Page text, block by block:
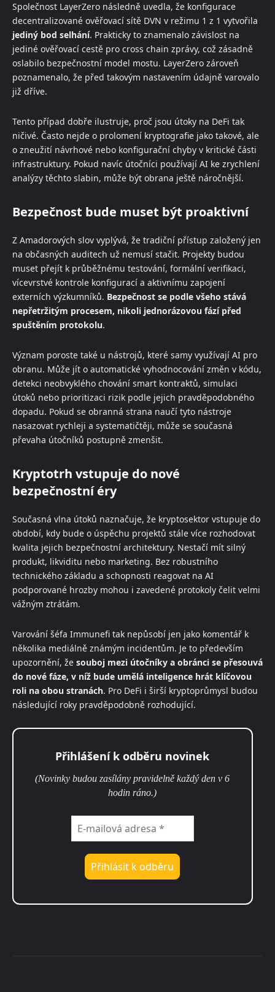
Společnost LayerZero následně uvedla, že konfigurace
decentralizované ověřovací sítě DVN v režimu 1 z 1 vytvořila
jediný bod selhání. Prakticky to znamenalo závislost na
jediné ověřovací cestě pro cross chain zprávy, což zásadně
oslabilo bezpečnostní model mostu. LayerZero zároveň
poznamenalo, že před takovým nastavením údajně varovalo
již dříve.
Tento případ dobře ilustruje, proč jsou útoky na DeFi tak
ničivé. Často nejde o prolomení kryptografie jako takové, ale
o zneužití návrhové nebo konfigurační chyby v kritické části
infrastruktury. Pokud navíc útočníci používají AI ke zrychlení
analýzy těchto slabin, může být obrana ještě náročnější.
Bezpečnost bude muset být proaktivní
Z Amadorových slov vyplývá, že tradiční přístup založený jen
na občasných auditech už nemusí stačit. Projekty budou
muset přejít k průběžnému testování, formální verifikaci,
vícevrstvé kontrole konfigurací a aktivnímu zapojení
externích výzkumníků. Bezpečnost se podle všeho stává
nepřetržitým procesem, nikoli jednorázovou fází před
spuštěním protokolu.
Význam poroste také u nástrojů, které samy využívají AI pro
obranu. Může jít o automatické vyhodnocování změn v kódu,
detekci neobvyklého chování smart kontraktů, simulaci
útoků nebo prioritizaci rizik podle jejich pravděpodobného
dopadu. Pokud se obranná strana naučí tyto nástroje
nasazovat rychleji a systematičtěji, může se současná
převaha útočníků postupně zmenšit.
Kryptotrh vstupuje do nové
bezpečnostní éry
Současná vlna útoků naznačuje, že kryptosektor vstupuje do
období, kdy bude o úspěchu projektů stále více rozhodovat
kvalita jejich bezpečnostní architektury. Nestačí mít silný
produkt, likviditu nebo marketing. Bez robustního
technického základu a schopnosti reagovat na AI
podporované hrozby mohou i zavedené protokoly čelit velmi
vážným ztrátám.
Varování šéfa Immunefi tak nepůsobí jen jako komentář k
několika mediálně známým incidentům. Je to především
upozornění, že souboj mezi útočníky a obránci se přesouvá
do nové fáze, v níž bude umělá inteligence hrát klíčovou
roli na obou stranách. Pro DeFi i širší kryptoprůmysl budou
následující roky pravděpodobně rozhodující.
Přihlášení k odběru novinek
(Novinky budou zasílány pravidelně každý den v 6
hodin ráno.)